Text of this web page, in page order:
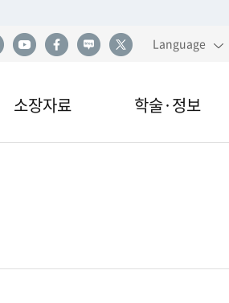
Language
소장자료 학술·정보
산